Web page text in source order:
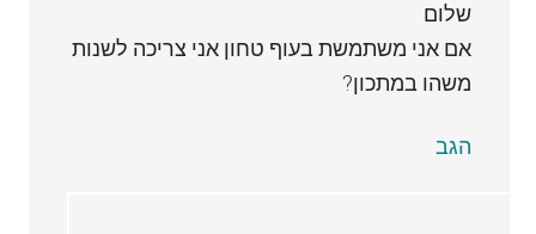
שלום
אם אני משתמשת בעוף טחון אני צריכה לשנות
משהו במתכון?
הגב